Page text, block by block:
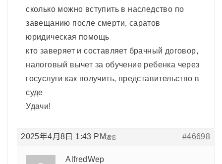
сколько можно вступить в наследство по
завещанию после смерти, саратов
юридическая помощь
кто заверяет и составляет брачный договор,
налоговый вычет за обучение ребенка через
госуслуги как получить, представительство в
суде
Удачи!
2025年4月8日 1:43 PM #46698
返信
AlfredWep